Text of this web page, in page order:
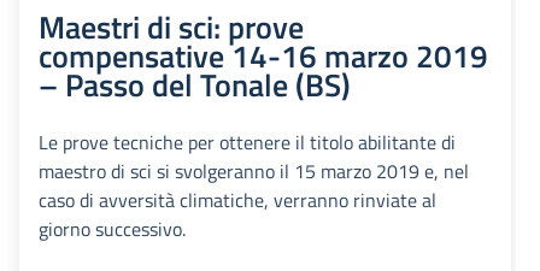
Maestri di sci: prove
compensative 14-16 marzo 2019
– Passo del Tonale (BS)
Le prove tecniche per ottenere il titolo abilitante di
maestro di sci si svolgeranno il 15 marzo 2019 e, nel
caso di avversità climatiche, verranno rinviate al
giorno successivo.